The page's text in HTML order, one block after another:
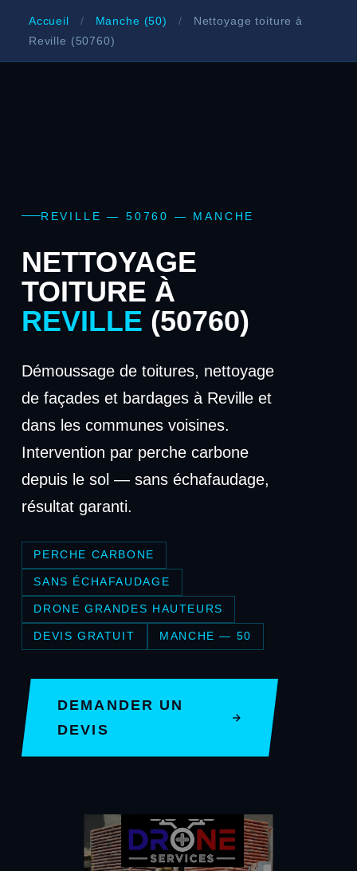
Accueil / Manche (50) /
Nettoyage toiture à
Reville (50760)
REVILLE — 50760 — MANCHE
NETTOYAGE
TOITURE À
REVILLE (50760)
Démoussage de toitures, nettoyage
de façades et bardages à Reville et
dans les communes voisines.
Intervention par perche carbone
depuis le sol — sans échafaudage,
résultat garanti.
PERCHE CARBONE
SANS ÉCHAFAUDAGE
DRONE GRANDES HAUTEURS
DEVIS GRATUIT MANCHE — 50
DEMANDER UN
DEVIS